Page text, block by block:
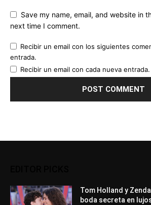
Save my name, email, and website in
next time I comment.
Recibir un email con los siguientes
entrada.
Recibir un email con cada nueva entrada.
Tom Holland y
boda secreta en